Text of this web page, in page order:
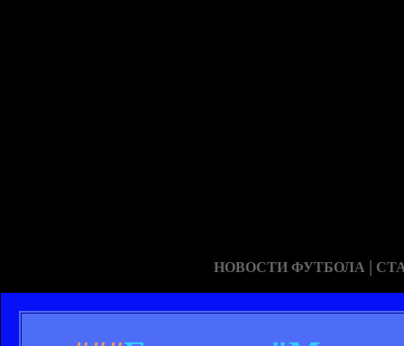
НОВОСТИ ФУТБОЛА |